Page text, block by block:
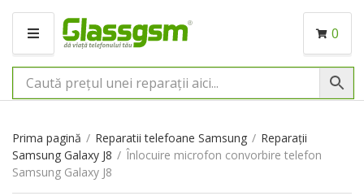
M
N
I
0
Prima pagină / Reparatii telefoane Samsung / Reparații
Samsung Galaxy J8 / Înlocuire microfon convorbire telefon
Samsung Galaxy J8